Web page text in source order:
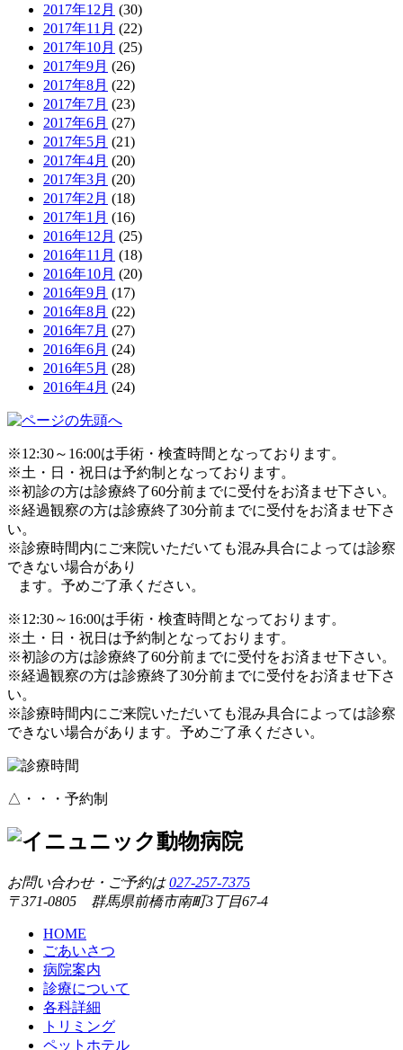
2017年12月 (30)
2017年11月 (22)
2017年10月 (25)
2017年9月 (26)
2017年8月 (22)
2017年7月 (23)
2017年6月 (27)
2017年5月 (21)
2017年4月 (20)
2017年3月 (20)
2017年2月 (18)
2017年1月 (16)
2016年12月 (25)
2016年11月 (18)
2016年10月 (20)
2016年9月 (17)
2016年8月 (22)
2016年7月 (27)
2016年6月 (24)
2016年5月 (28)
2016年4月 (24)
※12:30～16:00は手術・検査時間となっております。
※土・日・祝日は予約制となっております。
※初診の方は診療終了60分前までに受付をお済ませ下さい。
※経過観察の方は診療終了30分前までに受付をお済ませ下さ
い。
※診療時間内にご来院いただいても混み具合によっては診察
できない場合があり
ます。予めご了承ください。
※12:30～16:00は手術・検査時間となっております。
※土・日・祝日は予約制となっております。
※初診の方は診療終了60分前までに受付をお済ませ下さい。
※経過観察の方は診療終了30分前までに受付をお済ませ下さ
い。
※診療時間内にご来院いただいても混み具合によっては診察
できない場合があります。予めご了承ください。
△・・・予約制
お問い合わせ・ご予約は027-257-7375
〒371-0805 群馬県前橋市南町3丁目67-4
HOME
ごあいさつ
病院案内
診療について
各科詳細
トリミング
ペットホテル